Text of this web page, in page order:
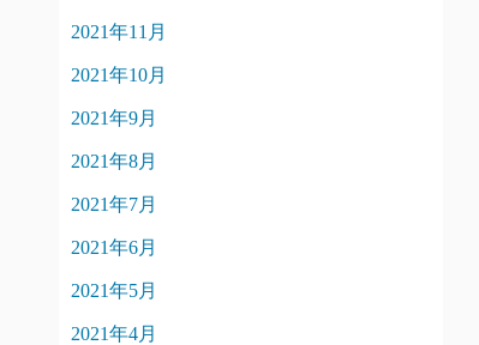
2021年11月
2021年10月
2021年9月
2021年8月
2021年7月
2021年6月
2021年5月
2021年4月